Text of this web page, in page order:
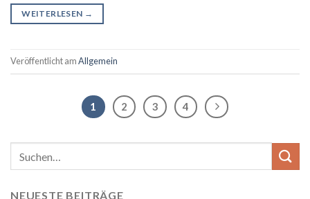
NEUESTE BEITRÄGE
WEITERLESEN →
Veröffentlicht amAllgemein
1 2 3 4